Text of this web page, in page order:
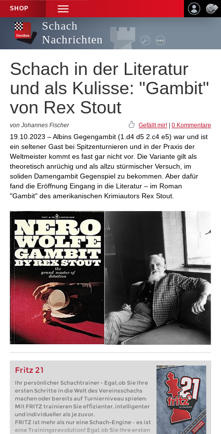
SHOP
TOGGLE
NAVIGATION
Schach
Nachrichten
Schach in der Literatur
und als Kulisse: "Gambit"
von Rex Stout
von Johannes Fischer Gefällt mir! 0 Kommentare
19.10.2023 – Albins Gegengambit (1.d4 d5 2.c4 e5) war und ist
ein seltener Gast bei Spitzenturnieren und in der Praxis der
Weltmeister kommt es fast gar nicht vor. Die Variante gilt als
theoretisch anrüchig und als allzu stürmischer Versuch, im
soliden Damengambit Gegenspiel zu bekommen. Aber dafür
fand die Eröffnung Eingang in die Literatur – im Roman
"Gambit" des amerikanischen Krimiautors Rex Stout.
Fritz 21
Ihr persönlicher Schachtrainer - Egal, ob Sie Ihre
ersten Schritte in die Welt des Vereinsschachs
machen oder bereits auf Turnierniveau spielen:
Mit FRITZ trainieren Sie effizienter, intelligenter
und individueller als je zuvor.
FRITZ ist mehr als nur eine Schach-Engine – es ist
eine Trainingsrevolution! Egal, ob Sie Ihre ersten